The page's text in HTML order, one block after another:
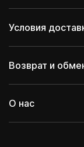
Условия
Возврат и
О нас